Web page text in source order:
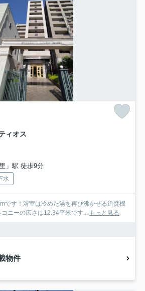
ィオス
」駅 徒歩9分
水
です！浴室は冷めた湯を再び沸かせる追焚機
ニーの広さは12.34平米です... もっと見る
物件